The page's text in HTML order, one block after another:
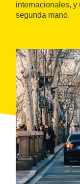
internacionales, y
segunda mano.